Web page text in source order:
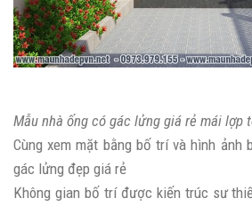
Mẫu nhà ống có gác lửng giá rẻ mái lợp
Cùng xem mặt bằng bố trí và hình ảnh
gác lửng đẹp giá rẻ
Không gian bố trí được kiến trúc sư